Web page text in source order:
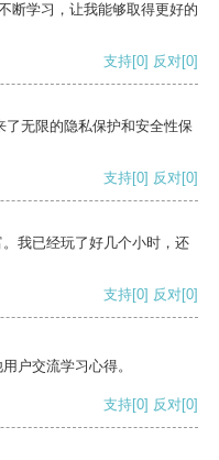
断学习，让我能够取得更好的
支持[0] 反对[0]
无限的隐私保护和安全性保
支持[0] 反对[0]
我已经玩了好几个小时，还
支持[0] 反对[0]
户交流学习心得。
支持[0] 反对[0]